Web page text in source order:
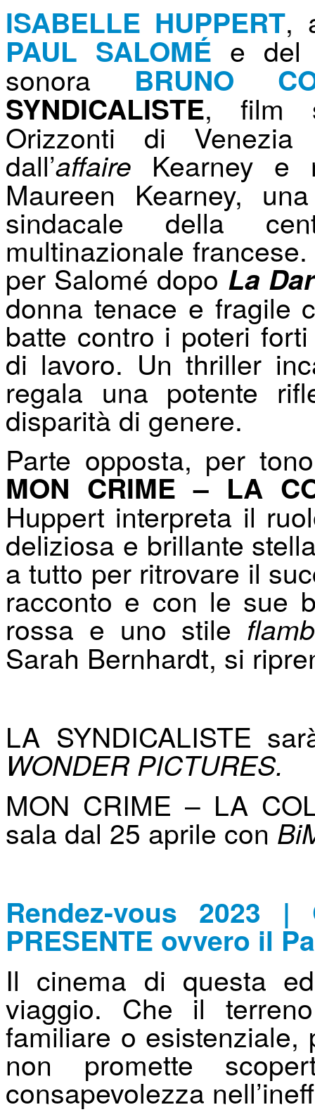
ISABELLE HUPPERT,
PAUL SALOMÉ e del
sonora BRUNO
SYNDICALISTE, film
Orizzonti di
dall’affaire Kearney e
Maureen Kearney,
sindacale della
multinazionale
per Salomé dopo La
donna tenace e fragile
batte contro i poteri
di lavoro. Un thriller
regala una potente
disparità di genere.
Parte opposta, per
MON CRIME – LA
Huppert interpreta il
deliziosa e brillante
a tutto per ritrovare il
racconto e con le sue
rossa e uno stile
Sarah Bernhardt, si
LA SYNDICALISTE
WONDER PICTURES.
MON CRIME – LA
sala dal 25 aprile con
Rendez-vous 2023 |
PRESENTE ovvero il
Il cinema di questa
viaggio. Che il
familiare o esistenziale,
non promette
consapevolezza